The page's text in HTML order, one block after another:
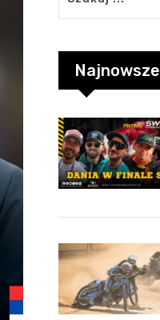
Najnowsze